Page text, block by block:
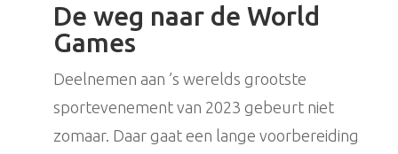
De weg naar de World
Games
Deelnemen aan ’s werelds grootste
sportevenement van 2023 gebeurt niet
zomaar. Daar gaat een lange voorbereiding